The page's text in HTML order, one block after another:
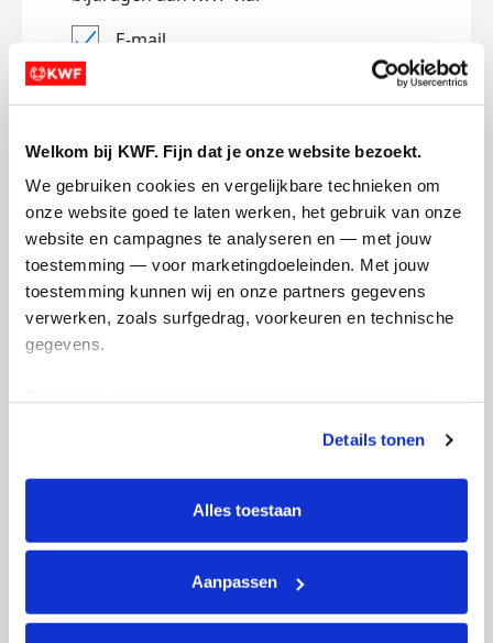
Welkom bij KWF. Fijn dat je onze website bezoekt.
We gebruiken cookies en vergelijkbare technieken om
onze website goed te laten werken, het gebruik van onze
website en campagnes te analyseren en — met jouw
toestemming — voor marketingdoeleinden. Met jouw
toestemming kunnen wij en onze partners gegevens
verwerken, zoals surfgedrag, voorkeuren en technische
gegevens.
tonen. Je kunt je toestemming op elk moment wijzigen of
intrekken via Cookie instellingen onderaan de pagina. De
lijst met cookies is te vinden in het tabblad “details”.
Details tonen
Alles toestaan
Aanpassen
E-mail
Lees
persoonsgegevens.
Jouw bericht op de actiepagina van Team
0/150
Naam die op de pagina verschijnt